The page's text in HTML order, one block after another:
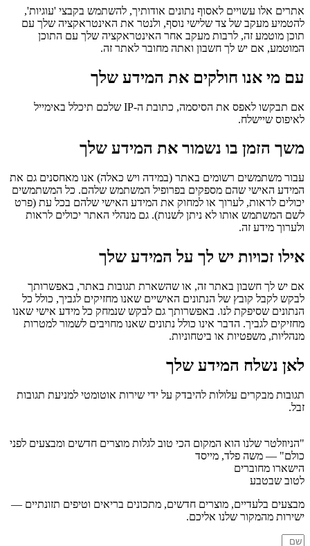
אתרים אלו עשויים לאסוף נתונים אודותיך, להשתמש בקבצי 'עוגיות',
להטמיע מעקב של צד שלישי נוסף, ולנטר את האינטראקציה שלך עם
תוכן מוטמע זה, לרבות מעקב אחר האינטראקציה שלך עם התוכן
המוטמע, אם יש לך חשבון ואתה מחובר לאתר זה.
עם מי אנו חולקים את המידע שלך
אם תבקשו לאפס את הסיסמה, כתובת ה-IP שלכם תיכלל באימייל
לאיפוס שיישלח.
משך הזמן בו נשמור את המידע שלך
עבור משתמשים רשומים באתר (במידה ויש כאלה) אנו מאחסנים גם את
המידע האישי שהם מספקים בפרופיל המשתמש שלהם. כל המשתמשים
יכולים לראות, לערוך או למחוק את המידע האישי שלהם בכל עת (פרט
לשם המשתמש אותו לא ניתן לשנות). גם מנהלי האתר יכולים לראות
ולערוך מידע זה.
אילו זכויות יש לך על המידע שלך
אם יש לך חשבון באתר זה, או שהשארת תגובות באתר, באפשרותך
לבקש לקבל קובץ של הנתונים האישיים שאנו מחזיקים לגביך, כולל כל
הנתונים שסיפקת לנו. באפשרותך גם לבקש שנמחק כל מידע אישי שאנו
מחזיקים לגביך. הדבר אינו כולל נתונים שאנו מחויבים לשמור למטרות
מנהליות, משפטיות או ביטחוניות.
לאן נשלח המידע שלך
תגובות מבקרים עלולות להיבדק על ידי שירות אוטומטי למניעת תגובות
זבל.
"הניוזלטר שלנו הוא המקום הכי טוב לגלות מוצרים חדשים ומבצעים לפני
כולם" — משה פלד, מייסד
הישארו מחוברים
לטוב שבטבע
מבצעים בלעדיים, מוצרים חדשים, מתכונים בריאים וטיפים תזונתיים —
ישירות מהמקור שלנו אליכם.